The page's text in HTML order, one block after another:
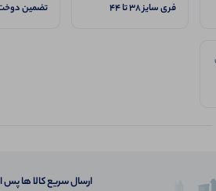
فری سایز 38 تا 44 تضمین
ارسال سریع کالا ها